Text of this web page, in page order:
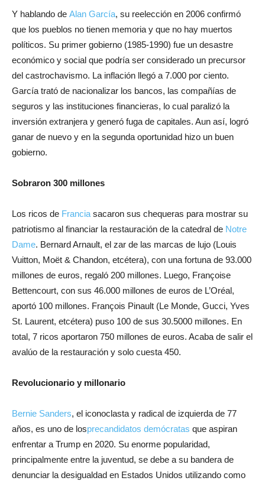
Y hablando de Alan García, su reelección en 2006 confirmó
que los pueblos no tienen memoria y que no hay muertos
políticos. Su primer gobierno (1985-1990) fue un desastre
económico y social que podría ser considerado un precursor
del castrochavismo. La inflación llegó a 7.000 por ciento.
García trató de nacionalizar los bancos, las compañías de
seguros y las instituciones financieras, lo cual paralizó la
inversión extranjera y generó fuga de capitales. Aun así, logró
ganar de nuevo y en la segunda oportunidad hizo un buen
gobierno.
Sobraron 300 millones
Los ricos de Francia sacaron sus chequeras para mostrar su
patriotismo al financiar la restauración de la catedral de Notre
Dame. Bernard Arnault, el zar de las marcas de lujo (Louis
Vuitton, Moët & Chandon, etcétera), con una fortuna de 93.000
millones de euros, regaló 200 millones. Luego, Françoise
Bettencourt, con sus 46.000 millones de euros de L’Oréal,
aportó 100 millones. François Pinault (Le Monde, Gucci, Yves
St. Laurent, etcétera) puso 100 de sus 30.5000 millones. En
total, 7 ricos aportaron 750 millones de euros. Acaba de salir el
avalúo de la restauración y solo cuesta 450.
Revolucionario y millonario
Bernie Sanders, el iconoclasta y radical de izquierda de 77
años, es uno de losprecandidatos demócratas que aspiran
enfrentar a Trump en 2020. Su enorme popularidad,
principalmente entre la juventud, se debe a su bandera de
denunciar la desigualdad en Estados Unidos utilizando como